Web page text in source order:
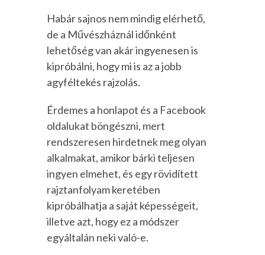
Habár sajnos nem mindig elérhető,
de a Művészháznál időnként
lehetőség van akár ingyenesen is
kipróbálni, hogy mi is az a jobb
agyféltekés rajzolás.
Érdemes a honlapot és a Facebook
oldalukat böngészni, mert
rendszeresen hirdetnek meg olyan
alkalmakat, amikor bárki teljesen
ingyen elmehet, és egy rövidített
rajztanfolyam keretében
kipróbálhatja a saját képességeit,
illetve azt, hogy ez a módszer
egyáltalán neki való-e.